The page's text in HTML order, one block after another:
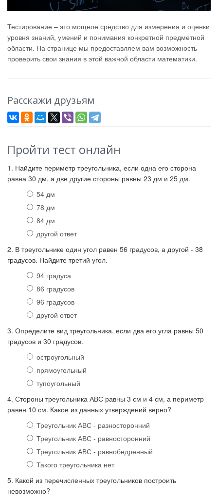
Тестирование – это мощное средство для измерения и оценки
уровня знаний, умений и понимания конкретной предметной
области. На странице мы предоставляем вам возможность
проверить свои знания в этой важной области математики.
Расскажи друзьям
Пройти тест онлайн
1. Найдите периметр треугольника, если одна его сторона
равна 30 дм, а две другие стороны равны 23 дм и 25 дм.
54 дм
78 дм
84 дм
другой ответ
2. В треугольнике один угол равен 56 градусов, а другой - 38
градусов. Найдите третий угол.
94 градуса
86 градусов
96 градусов
другой ответ
3. Определите вид треугольника, если два его угла равны 50
градусов и 30 градусов.
остроугольный
прямоугольный
тупоугольный
4. Стороны треугольника АВС равны 3 см и 4 см, а периметр
равен 10 см. Какое из данных утверждений верно?
Треугольник АВС - разносторонний
Треугольник АВС - равносторонний
Треугольник АВС - равнобедренный
Такого треугольника нет
5. Какой из перечисленных треугольников построить
невозможно?